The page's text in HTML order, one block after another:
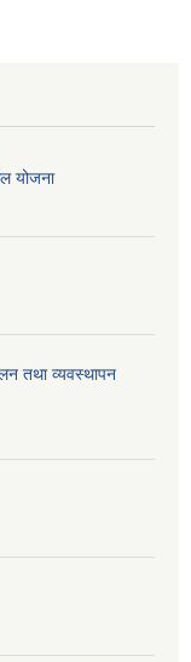
योजना
तथा व्यवस्थापन